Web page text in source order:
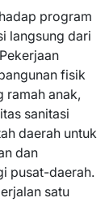
program
langsung dari
fisik
ramah anak,
sanitasi
daerah untuk
dan
pusat-daerah.
satu